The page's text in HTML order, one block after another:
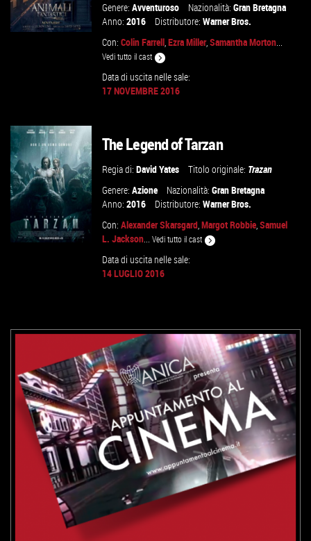
Genere:Avventuroso Nazionalità:Gran Bretagna
Anno:2016 Distributore:Warner Bros.
Con:Colin Farrell,Ezra Miller,Samantha Morton...
Vedi tutto il cast
Data di uscita nelle sale:
17 NOVEMBRE 2016
VAI ALLA SCHEDA
The Legend of Tarzan
Regia di:David Yates Titolo originale: Trazan
Genere:Azione Nazionalità:Gran Bretagna
Anno:2016 Distributore:Warner Bros.
Con:Alexander Skarsgard,Margot Robbie,Samuel
L. Jackson...Vedi tutto il cast
Data di uscita nelle sale:
14 LUGLIO 2016